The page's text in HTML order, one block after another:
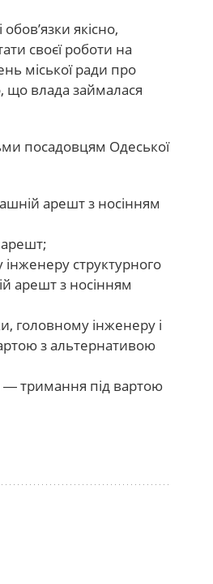
якісно,
своєї роботи на
міської ради про
що влада займалася
посадовцям Одеської
арешт з носінням
інженеру структурного
арешт з носінням
головному інженеру і
з альтернативою
― тримання під вартою